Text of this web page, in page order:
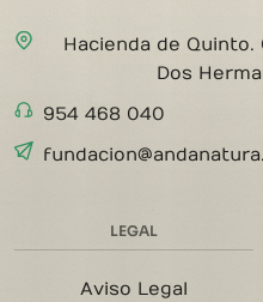
Hacienda de Quinto.
Dos
954 468 040
LEGAL
Aviso Legal